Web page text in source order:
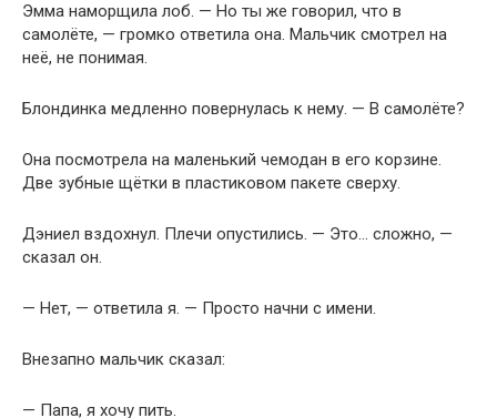
Эмма наморщила лоб. — Но ты же говорил, что в
самолёте, — громко ответила она. Мальчик смотрел на
неё, не понимая.
Блондинка медленно повернулась к нему. — В самолёте?
Она посмотрела на маленький чемодан в его корзине.
Две зубные щётки в пластиковом пакете сверху.
Дэниел вздохнул. Плечи опустились. — Это… сложно, —
сказал он.
— Нет, — ответила я. — Просто начни с имени.
Внезапно мальчик сказал:
— Папа, я хочу пить.